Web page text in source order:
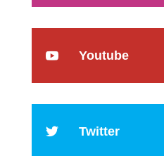
 Youtube
 Twitter